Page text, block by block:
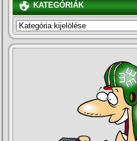
KATEGÓRIÁK
KATEGÓRIÁK